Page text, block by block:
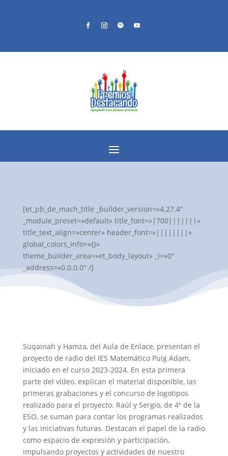
[et_pb_de_mach_title _builder_version=»4.27.4″
_module_preset=»default» title_font=»|700|||||||»
title_text_align=»center» header_font=»||||||||»
global_colors_info=»{}»
theme_builder_area=»et_body_layout» _i=»0″
_address=»0.0.0.0″ /]
Suqainah y Hamza, del Aula de Enlace, presentan el
proyecto de radio del IES Matemático Puig Adam,
iniciado en el curso 2023-2024. En esta primera
parte del vídeo, explican el material disponible, las
primeras grabaciones y el concurso de logotipos
realizado para el proyecto. Raúl y Sergio, de 4º de la
ESO, se suman para contar los programas realizados
y las iniciativas futuras. Destacan el papel de la radio
como espacio de expresión y participación,
impulsando proyectos y actividades de nuestro